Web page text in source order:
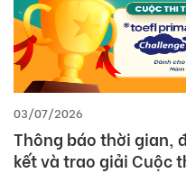
03/07/2026
Thông báo thời gian,
kết và trao giải Cuộc